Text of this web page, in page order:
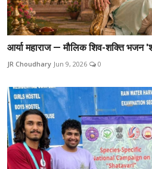
आर्या महाराज — मौलिक शिव-शक्ति भजन
JR Choudhary Jun 9, 2026 0